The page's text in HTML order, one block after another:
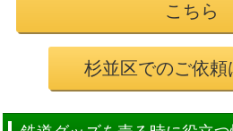
こちら
杉並区でのご依頼